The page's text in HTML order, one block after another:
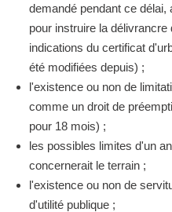
demandé pendant ce
pour instruire la
indications du certificat
été modifiées depuis) ;
l'existence ou non de
comme un droit de
pour 18 mois) ;
les possibles limites d'un
concernerait le terrain ;
l'existence ou non de
d'utilité publique ;